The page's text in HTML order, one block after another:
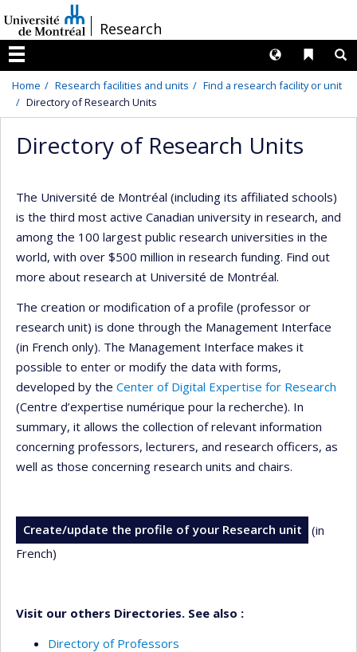
au
contenu
/Research
Menu
Liens
Langues
Home Research facilities and units
Find a research facility or unit
Directory of Research Units
Directory of Research Units
The Université de Montréal (including its affiliated schools)
is the third most active Canadian university in research, and
among the 100 largest public research universities in the
world, with over $500 million in research funding. Find out
more about research at Université de Montréal.
The creation or modification of a profile (professor or
research unit) is done through the Management Interface
(in French only). The Management Interface makes it
possible to enter or modify the data with forms,
developed by the Center of Digital Expertise for Research
(Centre d’expertise numérique pour la recherche). In
summary, it allows the collection of relevant information
concerning professors, lecturers, and research officers, as
well as those concerning research units and chairs.
Create/update the profile of your Research unit
(in
French)
Visit our others Directories. See also :
Directory of Professors